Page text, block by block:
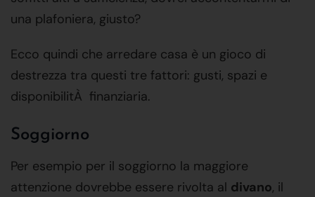
una plafoniera, giusto?
Ecco quindi che arredare casa è un gioco di
destrezza tra questi tre fattori: gusti, spazi e
disponibilitÀ finanziaria.
Soggiorno
Per esempio per il soggiorno la maggiore
attenzione dovrebbe essere rivolta al divano, il